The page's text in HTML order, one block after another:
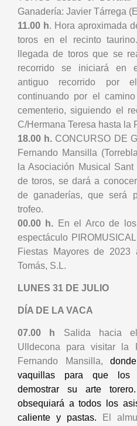
Ganadería: Javier Tárrega
11.00 h. Hora aproximada
toros en el recinto
llegada de toros que se
recorrido se iniciará en
antiguo recorrido por
continuando por el
cementerio, siguiendo el
C/Hermana Teresa hasta la
18.00 h. CONCURSO DE
Fernando Mansilla
la Asociación Musical
de toros, se dará a
de ganaderías, que será
trofeo.
00.00 h. En el Arco de
espectáculo
Fiestas Mayores de
Tomás, S.L.
LUNES 31 DE JULIO
DÍA DE LA VACA
07.00 h Salida hacia
Ulldecona para visitar la
Fernando Mansilla,
vaquillas para que los
demostrar su arte torero.
obsequiará a todos los
caliente y pastas. El